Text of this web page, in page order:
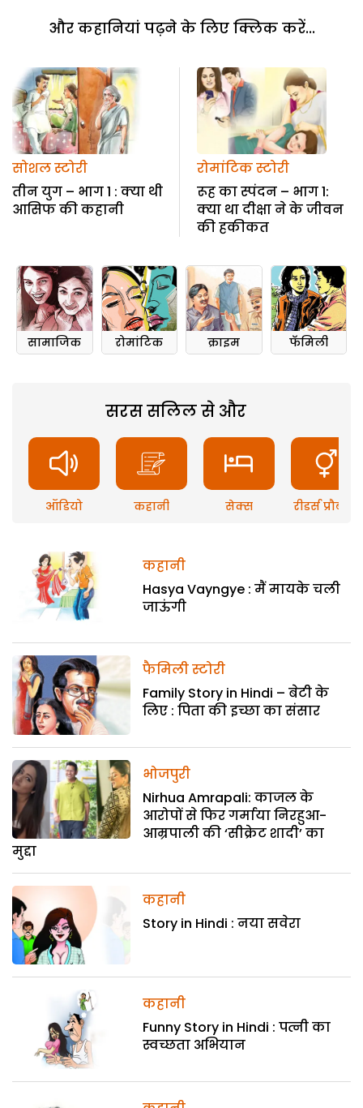
और कहानियां पढ़ने के लिए क्लिक करें...
सोशल स्टोरी
तीन युग – भाग 1 : क्या थी
आसिफ की कहानी
रोमांटिक स्टोरी
रूह का स्पंदन – भाग 1:
क्या था दीक्षा ने के जीवन
की हकीकत
सामाजिक रोमांटिक क्राइम फॅमिली
सरस सलिल से और
ऑडियो कहानी सेक्स रीडर्स प्रौब्लम
कहानी
Hasya Vayngye : मैं मायके चली
जाऊंगी
फैमिली स्टोरी
Family Story in Hindi – बेटी के
लिए : पिता की इच्छा का संसार
भोजपुरी
Nirhua Amrapali: काजल के
आरोपों से फिर गर्माया निरहुआ-
आम्रपाली की ‘सीक्रेट शादी’ का
मुद्दा
कहानी
Story in Hindi : नया सवेरा
कहानी
Funny Story in Hindi : पत्नी का
स्वच्छता अभियान